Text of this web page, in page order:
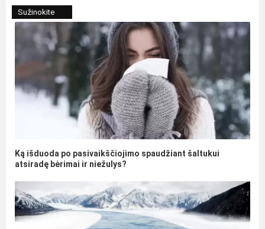
Sužinokite
Ką išduoda po pasivaikščiojimo spaudžiant šaltukui
atsiradę bėrimai ir niežulys?